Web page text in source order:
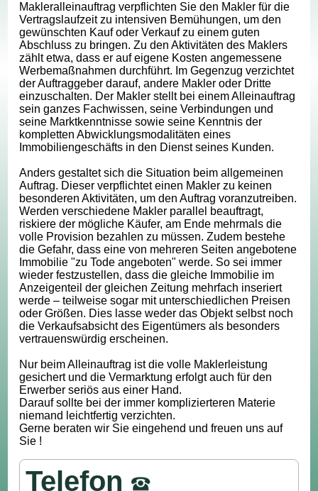
Makleralleinauftrag verpflichten Sie den Makler für die
Vertragslaufzeit zu intensiven Bemühungen, um den
gewünschten Kauf oder Verkauf zu einem guten
Abschluss zu bringen. Zu den Aktivitäten des Maklers
zählt etwa, dass er auf eigene Kosten angemessene
Werbemaßnahmen durchführt. Im Gegenzug verzichtet
der Auftraggeber darauf, andere Makler oder Dritte
einzuschalten. Der Makler stellt bei einem Alleinauftrag
sein ganzes Fachwissen, seine Verbindungen und
seine Marktkenntnisse sowie seine Kenntnis der
kompletten Abwicklungsmodalitäten eines
Immobiliengeschäfts in den Dienst seines Kunden.
Anders gestaltet sich die Situation beim allgemeinen
Auftrag. Dieser verpflichtet einen Makler zu keinen
besonderen Aktivitäten, um den Auftrag voranzutreiben.
Werden verschiedene Makler parallel beauftragt,
riskiere der mögliche Käufer, am Ende mehrmals die
volle Provision bezahlen zu müssen. Zudem bestehe
die Gefahr, dass eine von mehreren Seiten angebotene
Immobilie "zu Tode angeboten" werde. So sei immer
wieder festzustellen, dass die gleiche Immobilie im
Anzeigenteil der gleichen Zeitung mehrfach inseriert
werde – teilweise sogar mit unterschiedlichen Preisen
oder Größen. Dies lasse weder das Objekt selbst noch
die Verkaufsabsicht des Eigentümers als besonders
vertrauenswürdig erscheinen.
Nur beim Alleinauftrag ist die volle Maklerleistung
gesichert und die Vermarktung erfolgt auch für den
Erwerber seriös aus einer Hand.
Darauf sollte bei der immer komplizierteren Materie
niemand leichtfertig verzichten.
Gerne beraten wir Sie eingehend und freuen uns auf
Sie !
Telefon